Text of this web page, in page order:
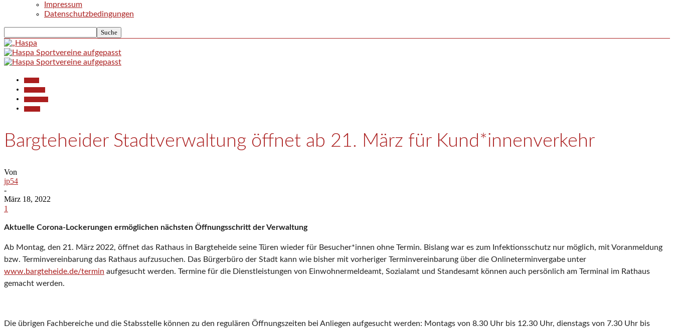
Impressum
Datenschutzbedingungen
Bargteheider Stadtverwaltung öffnet ab 21. März für Kund*innenverkehr
Von
jp54
-
März 18, 2022
1
Aktuelle Corona-Lockerungen ermöglichen nächsten Öffnungsschritt der Verwaltung
Ab Montag, den 21. März 2022, öffnet das Rathaus in Bargteheide seine Türen wieder für Besucher*innen ohne Termin. Bislang war es zum Infektionsschutz nur möglich, mit Voranmeldung
bzw. Terminvereinbarung das Rathaus aufzusuchen. Das Bürgerbüro der Stadt kann wie bisher mit vorheriger Terminvereinbarung über die Onlineterminvergabe unter
www.bargteheide.de/termin aufgesucht werden. Termine für die Dienstleistungen von Einwohnermeldeamt, Sozialamt und Standesamt können auch persönlich am Terminal im Rathaus
gemacht werden.
Die übrigen Fachbereiche und die Stabsstelle können zu den regulären Öffnungszeiten bei Anliegen aufgesucht werden: Montags von 8.30 Uhr bis 12.30 Uhr, dienstags von 7.30 Uhr bis